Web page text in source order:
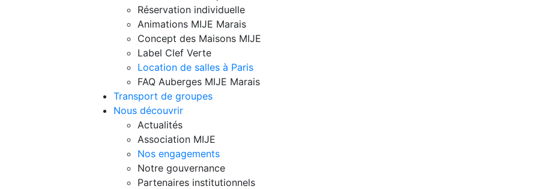
Réservation individuelle
Animations MIJE Marais
Concept des Maisons MIJE
Label Clef Verte
Location de salles à Paris
FAQ Auberges MIJE Marais
Transport de groupes
Nous découvrir
Actualités
Association MIJE
Nos engagements
Notre gouvernance
Partenaires institutionnels